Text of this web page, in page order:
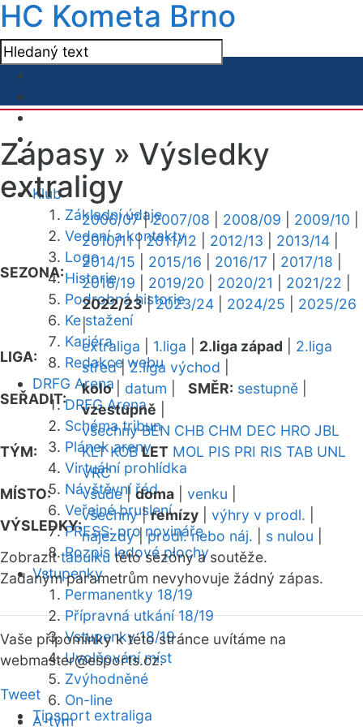
HC Kometa Brno
Klub
Základní údaje
Vedení a kontakty
Logo
Historie
Podrobná historie
Ke stažení
Kariéra
Redakce webu
DRFG Arena
DRFG Arena
Schéma tribun
Plánek areny
Virtuální prohlídka
Návštěvní řád
Veřejné bruslení
PRESS: pro novináře
Rozpis ledové plochy
Vstupenky
Permanentky 18/19
Přípravná utkání 18/19
Vstupenky 18/19
Uvolňování míst
Zvýhodněné
On-line
A-tým
Zápasy » Výsledky
extraligy
SEZONA:
2006/07|2007/08 2008/09 2009/10
2010/11|2011/12 2012/13 2013/14
2014/15
2015/16 2016/17 2017/18
2018/19
2019/20 2020/21 2021/22
2022/23|2023/24 2024/25
2025/26
|
LIGA:
extraliga 1.liga 2.liga západ
2.liga
střed|2.liga východ
SEŘADIT:
kolo| datum SMĚR: sestupně
vzestupně
TÝM:
všechny BEN CHB CHM DEC HRO JBL
KLT KOB LET MOL PIS PRI RIS TAB UNL
VRC
MÍSTO:
všude| doma venku
VÝSLEDKY:
všechny|remízy výhry v prodl.
nájezdy|prodl. nebo náj. s nulou
Zobrazittabulku této sezóny a soutěže.
Zadaným parametrům nevyhovuje žádný zápas.
Vaše připomínky k této stránce uvítáme na
webmaster@esports.cz.
Tweet
Tipsport extraliga